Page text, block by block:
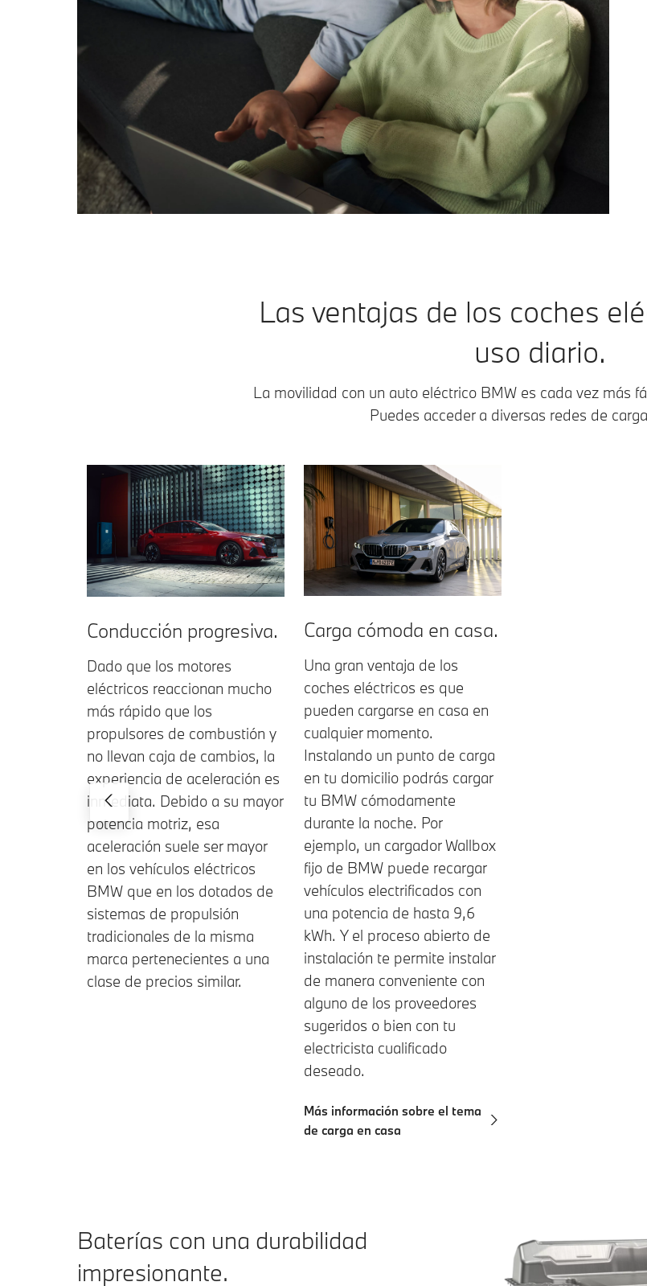
Las ventajas de los coches
uso diario.
La movilidad con un auto eléctrico BMW es cada vez más
Puedes acceder a diversas redes de
Conducción progresiva.
Dado que los motores
eléctricos reaccionan mucho
más rápido que los
propulsores de combustión y
no llevan caja de cambios, la
experiencia de aceleración es
inmediata. Debido a su mayor
potencia motriz, esa
aceleración suele ser mayor
en los vehículos eléctricos
BMW que en los dotados de
sistemas de propulsión
tradicionales de la misma
marca pertenecientes a una
clase de precios similar.
Carga cómoda en casa.
Una gran ventaja de los
coches eléctricos es que
pueden cargarse en casa en
cualquier momento.
Instalando un punto de carga
en tu domicilio podrás cargar
tu BMW cómodamente
durante la noche. Por
ejemplo, un cargador Wallbox
fijo de BMW puede recargar
vehículos electrificados con
una potencia de hasta 9,6
kWh. Y el proceso abierto de
instalación te permite instalar
de manera conveniente con
alguno de los proveedores
sugeridos o bien con tu
electricista cualificado
deseado.
Más información sobre el tema
de carga en casa
Baterías con una durabilidad
impresionante.